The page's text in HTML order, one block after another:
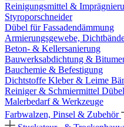
Reinigungsmittel &
Styroporschneider
Dübel für Fassadendämmung
Armierungsgewebe,
Beton- & Kellersanierung
Bauwerksabdichtung &
Bauchemie & Befestigung
Dichtstoffe Kleber & Leime
Reiniger & Schmiermittel
Malerbedarf & Werkzeuge
Farbwalzen, Pinsel & Zubehör